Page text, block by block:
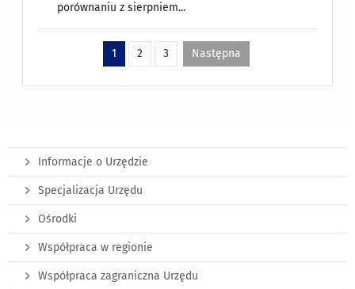
porównaniu z sierpniem...
1 2 3 Następna
Informacje o Urzędzie
Specjalizacja Urzędu
Ośrodki
Współpraca w regionie
Współpraca zagraniczna Urzędu